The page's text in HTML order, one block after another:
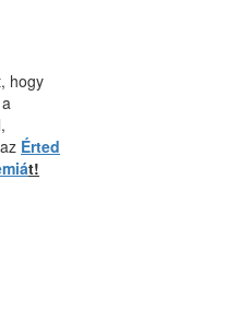
hogy
Érted
t!